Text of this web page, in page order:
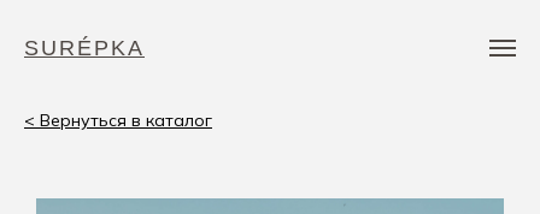
SURÉPKA
< Вернуться в каталог